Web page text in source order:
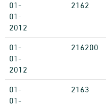
01-
01-
2012
2162
01-
01-
2012
216200
01-
01-
2163